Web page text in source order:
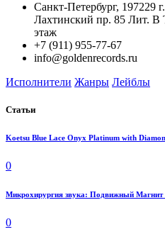
Санкт-Петербург, 197229
Лахтинский пр. 85 Лит.
этаж
+7 (911) 955-77-67
info@goldenrecords.ru
Исполнители Жанры Лейблы
Статьи
Koetsu Blue Lace Onyx Platinum with
0
Микрохирургия звука: Подвижный
0